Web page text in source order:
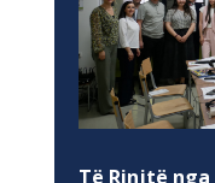
Të Rinjtë nga